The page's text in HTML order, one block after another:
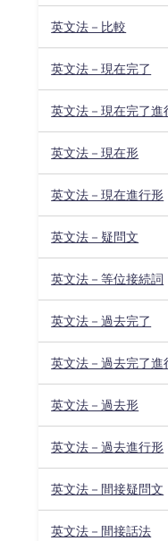
英文法－比較
英文法－現在完了
英文法－現在完了進
英文法－現在形
英文法－現在進行形
英文法－疑問文
英文法－等位接続詞
英文法－過去完了
英文法－過去完了進
英文法－過去形
英文法－過去進行形
英文法－間接疑問文
英文法－間接話法